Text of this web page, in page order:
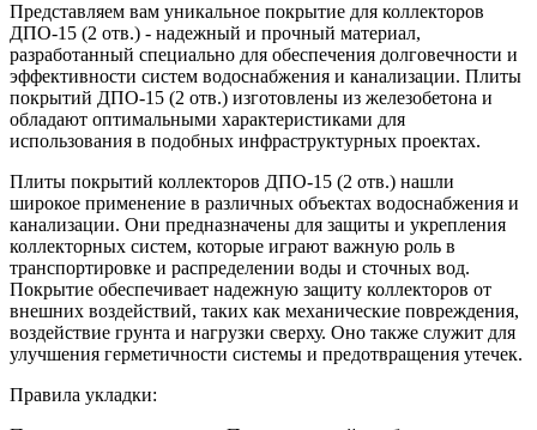
Представляем вам уникальное покрытие для коллекторов
ДПО-15 (2 отв.) - надежный и прочный материал,
разработанный специально для обеспечения долговечности и
эффективности систем водоснабжения и канализации. Плиты
покрытий ДПО-15 (2 отв.) изготовлены из железобетона и
обладают оптимальными характеристиками для
использования в подобных инфраструктурных проектах.
Плиты покрытий коллекторов ДПО-15 (2 отв.) нашли
широкое применение в различных объектах водоснабжения и
канализации. Они предназначены для защиты и укрепления
коллекторных систем, которые играют важную роль в
транспортировке и распределении воды и сточных вод.
Покрытие обеспечивает надежную защиту коллекторов от
внешних воздействий, таких как механические повреждения,
воздействие грунта и нагрузки сверху. Оно также служит для
улучшения герметичности системы и предотвращения утечек.
Правила укладки: